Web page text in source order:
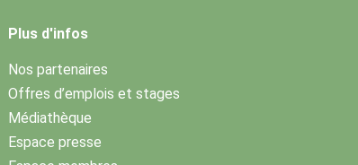
Plus d'infos
Nos partenaires
Offres d’emplois et stages
Médiathèque
Espace presse